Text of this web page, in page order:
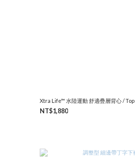
Xtra Life™ 水陸運動 舒適疊層背心 / Top
NT$1,880